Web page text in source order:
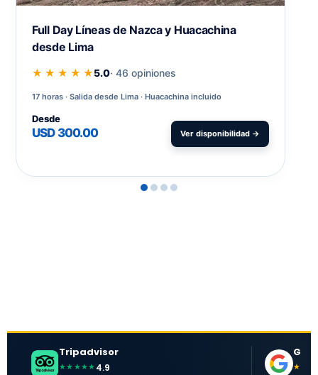
Full Day Líneas de Nazca y Huacachina
desde Lima
★ ★ ★ ★ ★5.0· 46 opiniones
17 horas Salida desde Lima · Huacachina incluido
Desde
USD 300.00 Ver disponibilidad →
Tripadvisor
★★★★★ 4.9